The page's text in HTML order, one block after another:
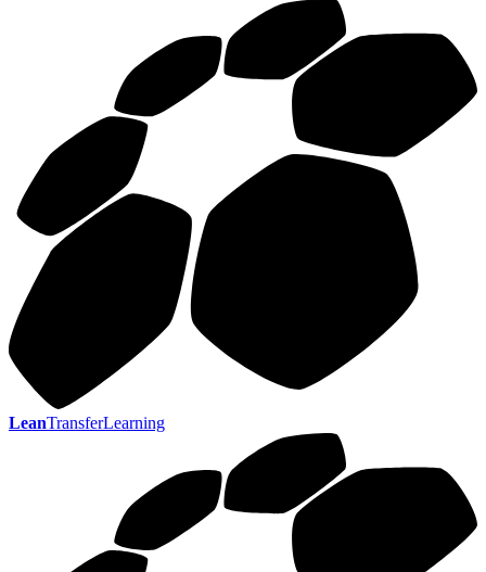
LeanTransferLearning